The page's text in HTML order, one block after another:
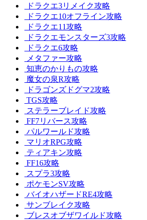
ドラクエ3リメイク攻略
ドラクエ10オフライン攻略
ドラクエ11攻略
ドラクエモンスターズ3攻略
ドラクエ6攻略
メタファー攻略
知恵のかりもの攻略
魔女の泉R攻略
ドラゴンズドグマ2攻略
TGS攻略
ステラーブレイド攻略
FF7リバース攻略
パルワールド攻略
マリオRPG攻略
ティアキン攻略
FF16攻略
スプラ3攻略
ポケモンSV攻略
バイオハザードRE4攻略
サンブレイク攻略
ブレスオブザワイルド攻略